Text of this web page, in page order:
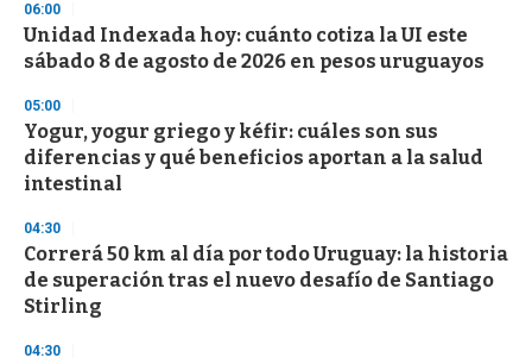
d
s
o
f
3
s
e
c
o
d
s
06:00
Unidad Indexada hoy: cuánto cotiza la UI este
sábado 8 de agosto de 2026 en pesos uruguayos
05:00
Yogur, yogur griego y kéfir: cuáles son sus
diferencias y qué beneficios aportan a la salud
intestinal
04:30
Correrá 50 km al día por todo Uruguay: la historia
de superación tras el nuevo desafío de Santiago
Stirling
04:30